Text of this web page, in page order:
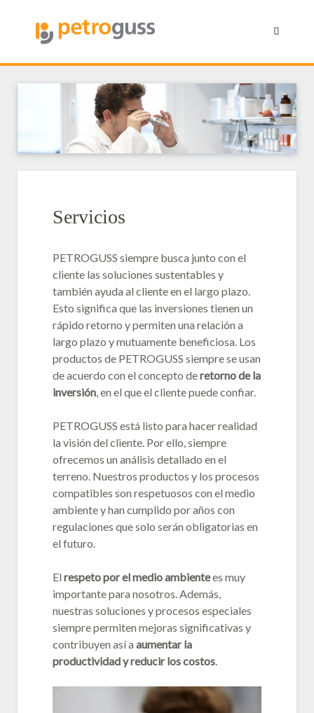
Servicios
PETROGUSS siempre busca junto con el
cliente las soluciones sustentables y
también ayuda al cliente en el largo plazo.
Esto significa que las inversiones tienen un
rápido retorno y permiten una relación a
largo plazo y mutuamente beneficiosa. Los
productos de PETROGUSS siempre se usan
de acuerdo con el concepto deretorno de la
inversión , en el que el cliente puede confiar.
PETROGUSS está listo para hacer realidad
la visión del cliente. Por ello, siempre
ofrecemos un análisis detallado en el
terreno. Nuestros productos y los procesos
compatibles son respetuosos con el medio
ambiente y han cumplido por años con
regulaciones que solo serán obligatorias en
el futuro.
El respeto por el medio ambientees muy
importante para nosotros. Además,
nuestras soluciones y procesos especiales
siempre permiten mejoras significativas y
contribuyen así a aumentar la
productividad y reducir los costos